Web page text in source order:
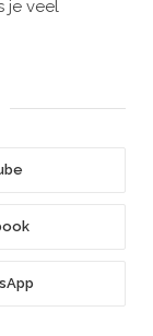
je veel